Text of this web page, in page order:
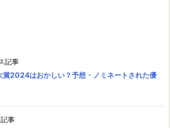
記事
賞2024はおかしい？予想・ノミネートされた優
事